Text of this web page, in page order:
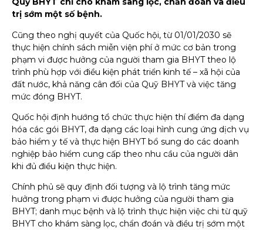
trị sớm một số bệnh.
Cũng theo nghị quyết của Quốc hội, từ 01/01/2030 sẽ
thực hiện chính sách miễn viện phí ở mức cơ bản trong
phạm vi được hưởng của người tham gia BHYT theo lộ
trình phù hợp với điều kiện phát triển kinh tế – xã hội của
đất nước, khả năng cân đối của Quỹ BHYT và việc tăng
mức đóng BHYT.
Quốc hội định hướng tổ chức thực hiện thí điểm đa dạng
hóa các gói BHYT, đa dạng các loại hình cung ứng dịch vụ
bảo hiểm y tế và thực hiện BHYT bổ sung do các doanh
nghiệp bảo hiểm cung cấp theo nhu cầu của người dân
khi đủ điều kiện thực hiện.
Chính phủ sẽ quy định đối tượng và lộ trình tăng mức
hưởng trong phạm vi được hưởng của người tham gia
BHYT; danh mục bệnh và lộ trình thực hiện việc chi từ quỹ
BHYT cho khám sàng lọc, chẩn đoán và điều trị sớm một